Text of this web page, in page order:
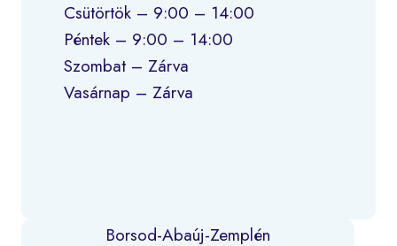
Csütörtök – 9:00 – 14:00
Péntek – 9:00 – 14:00
Szombat – Zárva
Vasárnap – Zárva
Borsod-Abaúj-Zemplén